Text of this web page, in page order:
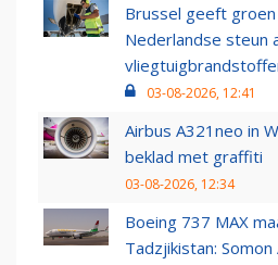
Brussel geeft
Nederlandse steun
03-08-2026, 12:41
Airbus A321neo in
beklad met graffiti
03-08-2026, 12:34
Boeing 737 MAX
Tadzjikistan: